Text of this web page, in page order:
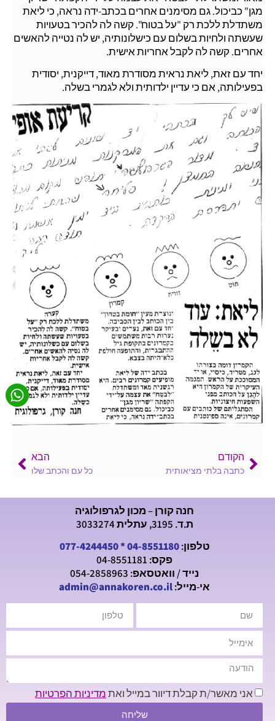
מגן" כביכול. גם מסימנים אחרים בכתב-ידה נראה, כי ליאת
משתדלת ללכת רק "על בטוח". קשה לה להכיר בטעויות
שעשתה ולחיות בשלום עם כישלונותיה, יש לה נטייה להאשים
אחרים. קשה לה לקבל אחריות אישית.
יחד עם זאת, ליאת נראית מסודרת מאוד, דייקנית, יסודית
בפעילותה, אם כי עדיין ילדותית ולא לגמרי בשלה.
הקודם
כתבה בלתי מציאותית
הבא
כל עם והכתב שלו
חנה קורן – מכון לגרפולוגיה
ת.ד. 3195, עתלית 3033274
טלפון:04-8551180
*
077-4244450
פקס: 04-8551181
נייד / וואטסאפ: 054-2858963
אי-מייל:admin@annakoren.co.il
אני מאשר/ת קבלת דיוור במייל ואתמדיניות הפרטיות
שליחה